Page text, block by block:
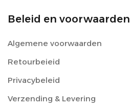
Beleid en voorwaarden
Algemene voorwaarden
Retourbeieid
Privacybeleid
Verzending & Levering